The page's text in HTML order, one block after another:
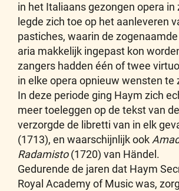
in het Italiaans gezongen opera in
legde zich toe op het aanleveren
pastiches, waarin de
aria makkelijk ingepast kon
zangers hadden één of twee
in elke opera opnieuw wensten te
In deze periode ging Haym zich
meer toeleggen op de tekst van
verzorgde de libretti van in elk
(1713), en waarschijnlijk ook
Radamisto(1720) van Händel.
Gedurende de jaren dat Haym
Royal Academy of Music was,